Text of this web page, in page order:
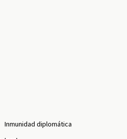
Inmunidad diplomática